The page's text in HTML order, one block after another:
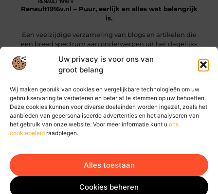
Uw privacy is voor ons van
groot belang
Wij maken gebruik van cookies en vergelijkbare technologieën om uw
gebruikservaring te verbeteren en beter af te stemmen op uw behoeften.
Deze cookies kunnen voor diverse doeleinden worden ingezet, zoals het
aanbieden van gepersonaliseerde advertenties en het analyseren van
het gebruik van onze website. Voor meer informatie kunt u ons
cookiebeleid raadplegen.
Alles toestaan
Cookies beheren
Ga Naar
Renault1916v.nl – Puur, eerlijk en alles wat belangrijk
is.
Een veelzijdige verzameling van blogs en artikelen die
een breed spectrum aan onderwerpen uit het dagelijks
Onze informatie
Bericht categorie
Website index
Cookiebeleid (EU)
@2025 www.renault1916v.nl. All Right Reserved.